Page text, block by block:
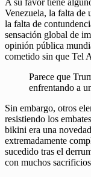
A su favor tiene
Venezuela, la falta de
la falta de
sensación global de
opinión pública
cometido sin que Tel
Parece que
enfrentando a
Sin embargo, otros
resistiendo los
bikini era una
extremadamente
sucedido tras el
con muchos